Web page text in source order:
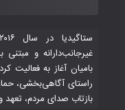
غیرجانب‌دارانه و
بامیان آغاز به فعالیت
راستای آگاهی‌بخشی،
بازتاب صدای مردم،